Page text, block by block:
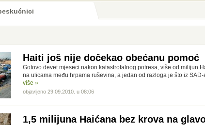
Haiti još nije dočekao obećanu pomoć
Gotovo devet mjeseci nakon katastrofalnog potresa, više od milijun
na ulicama među hrpama ruševina, a jedan od razloga je što iz
više »
objavljeno 29.09.2010. u 08:06
1,5 milijuna Haićana bez krova na